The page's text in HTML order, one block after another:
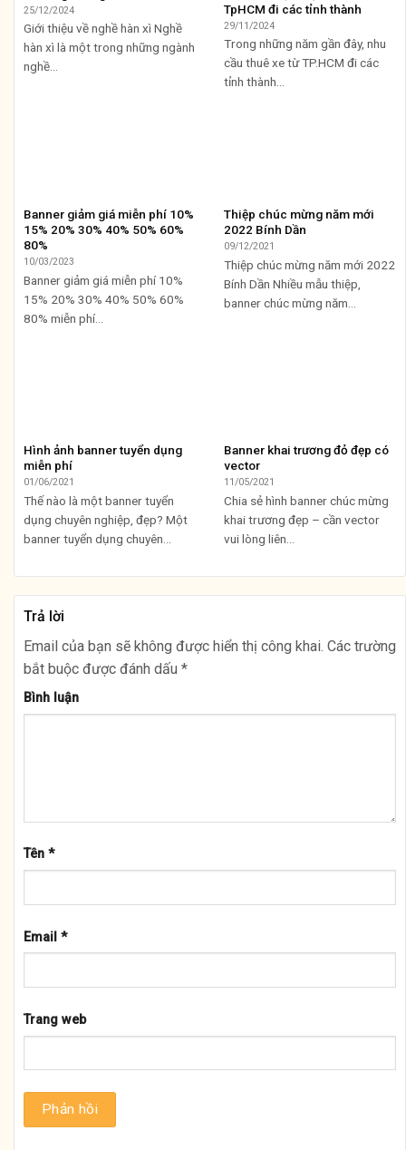
25/12/2024
Giới thiệu về nghề hàn xì Nghề
hàn xì là một trong những ngành
nghề...
TpHCM đi các tỉnh thành
29/11/2024
Trong những năm gần đây, nhu
cầu thuê xe từ TP.HCM đi các
tỉnh thành...
Banner giảm giá miễn phí 10%
15% 20% 30% 40% 50% 60%
80%
10/03/2023
Banner giảm giá miễn phí 10%
15% 20% 30% 40% 50% 60%
80% miễn phí...
Thiệp chúc mừng năm mới
2022 Bính Dần
09/12/2021
Thiệp chúc mừng năm mới 2022
Bính Dần Nhiều mẫu thiệp,
banner chúc mừng năm...
Hình ảnh banner tuyển dụng
miễn phí
01/06/2021
Thế nào là một banner tuyển
dụng chuyên nghiệp, đẹp? Một
banner tuyển dụng chuyên...
Banner khai trương đỏ đẹp có
vector
11/05/2021
Chia sẻ hình banner chúc mừng
khai trương đẹp – cần vector
vui lòng liên...
Trả lời
Email của bạn sẽ không được hiển thị công khai. Các trường
bắt buộc được đánh dấu *
Bình luận
Tên *
Email *
Trang web